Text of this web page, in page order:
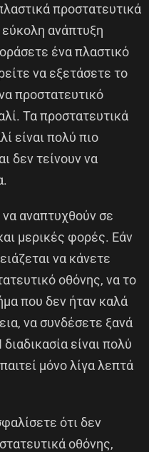
προστατευτικά
εύκολη ανάπτυξη
ένα πλαστικό
να εξετάσετε το
προστατευτικό
Τα προστατευτικά
είναι πολύ πιο
δεν τείνουν να
αναπτυχθούν σε
μερικές φορές. Εάν
να κάνετε
οθόνης, να το
που δεν ήταν καλά
να συνδέσετε ξανά
είναι πολύ
μόνο λίγα λεπτά
ότι δεν
οθόνης,